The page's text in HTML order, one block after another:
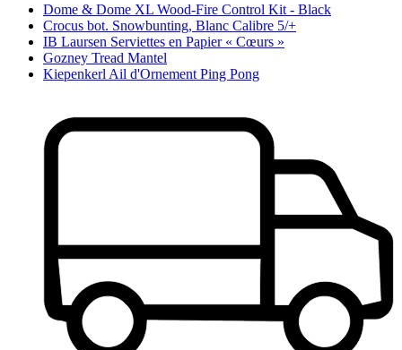
Dome & Dome XL Wood-Fire Control Kit - Black
Crocus bot. Snowbunting, Blanc Calibre 5/+
IB Laursen Serviettes en Papier « Cœurs »
Gozney Tread Mantel
Kiepenkerl Ail d'Ornement Ping Pong